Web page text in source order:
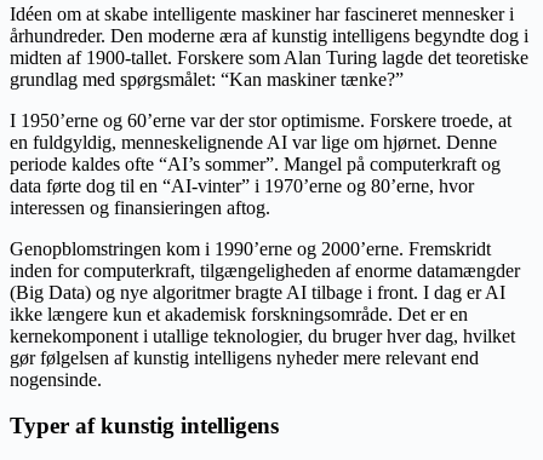
Idéen om at skabe intelligente maskiner har fascineret mennesker i
århundreder. Den moderne æra af kunstig intelligens begyndte dog i
midten af 1900-tallet. Forskere som Alan Turing lagde det teoretiske
grundlag med spørgsmålet: “Kan maskiner tænke?”
I 1950’erne og 60’erne var der stor optimisme. Forskere troede, at
en fuldgyldig, menneskelignende AI var lige om hjørnet. Denne
periode kaldes ofte “AI’s sommer”. Mangel på computerkraft og
data førte dog til en “AI-vinter” i 1970’erne og 80’erne, hvor
interessen og finansieringen aftog.
Genopblomstringen kom i 1990’erne og 2000’erne. Fremskridt
inden for computerkraft, tilgængeligheden af enorme datamængder
(Big Data) og nye algoritmer bragte AI tilbage i front. I dag er AI
ikke længere kun et akademisk forskningsområde. Det er en
kernekomponent i utallige teknologier, du bruger hver dag, hvilket
gør følgelsen af kunstig intelligens nyheder mere relevant end
nogensinde.
Typer af kunstig intelligens